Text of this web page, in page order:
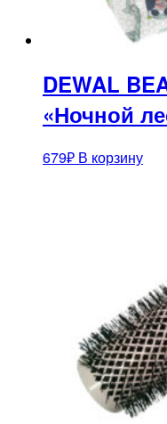
DEWAL
«Ночной
679₽ В корзину